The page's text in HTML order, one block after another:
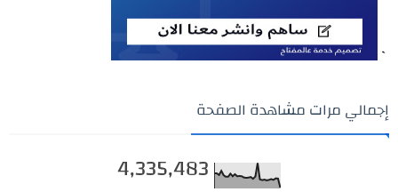
`
إجمالي مرات مشاهدة الصفحة
4,335,483